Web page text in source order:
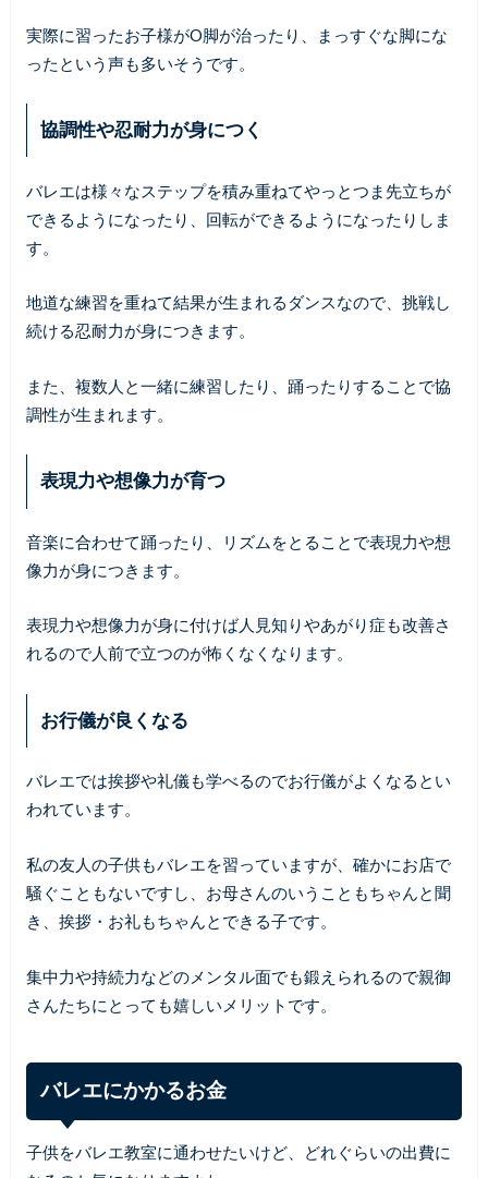
実際に習ったお子様がO脚が治ったり、まっすぐな脚にな
ったという声も多いそうです。
協調性や忍耐力が身につく
バレエは様々なステップを積み重ねてやっとつま先立ちが
できるようになったり、回転ができるようになったりしま
す。
地道な練習を重ねて結果が生まれるダンスなので、挑戦し
続ける忍耐力が身につきます。
また、複数人と一緒に練習したり、踊ったりすることで協
調性が生まれます。
表現力や想像力が育つ
音楽に合わせて踊ったり、リズムをとることで表現力や想
像力が身につきます。
表現力や想像力が身に付けば人見知りやあがり症も改善さ
れるので人前で立つのが怖くなくなります。
お行儀が良くなる
バレエでは挨拶や礼儀も学べるのでお行儀がよくなるとい
われています。
私の友人の子供もバレエを習っていますが、確かにお店で
騒ぐこともないですし、お母さんのいうこともちゃんと聞
き、挨拶・お礼もちゃんとできる子です。
集中力や持続力などのメンタル面でも鍛えられるので親御
さんたちにとっても嬉しいメリットです。
バレエにかかるお金
子供をバレエ教室に通わせたいけど、どれぐらいの出費に